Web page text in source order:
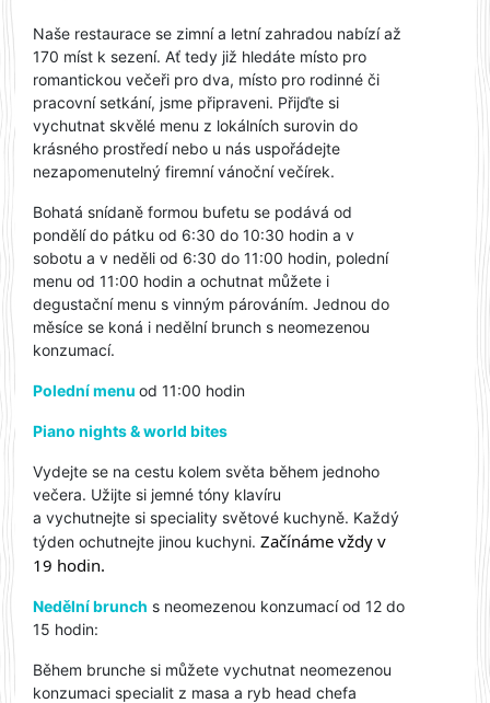
Naše restaurace se zimní a letní zahradou nabízí až
170 míst k sezení. Ať tedy již hledáte místo pro
romantickou večeři pro dva, místo pro rodinné či
pracovní setkání, jsme připraveni. Přijďte si
vychutnat skvělé menu z lokálních surovin do
krásného prostředí nebo u nás uspořádejte
nezapomenutelný firemní vánoční večírek.
Bohatá snídaně formou bufetu se podává od
pondělí do pátku od 6:30 do 10:30 hodin a v
sobotu a v neděli od 6:30 do 11:00 hodin, polední
menu od 11:00 hodin a ochutnat můžete i
degustační menu s vinným párováním. Jednou do
měsíce se koná i nedělní brunch s neomezenou
konzumací.
Polední menu od 11:00 hodin
Piano nights& world bites
Vydejte se na cestu kolem světa během jednoho
večera. Užijte si jemné tóny klavíru
a vychutnejte si speciality světové kuchyně. Každý
týden ochutnejte jinou kuchyni. Začínáme vždy v
19 hodin.
Nedělní brunch s neomezenou konzumací od 12 do
15 hodin:
Během brunche si můžete vychutnat neomezenou
konzumaci specialit z masa a ryb head chefa